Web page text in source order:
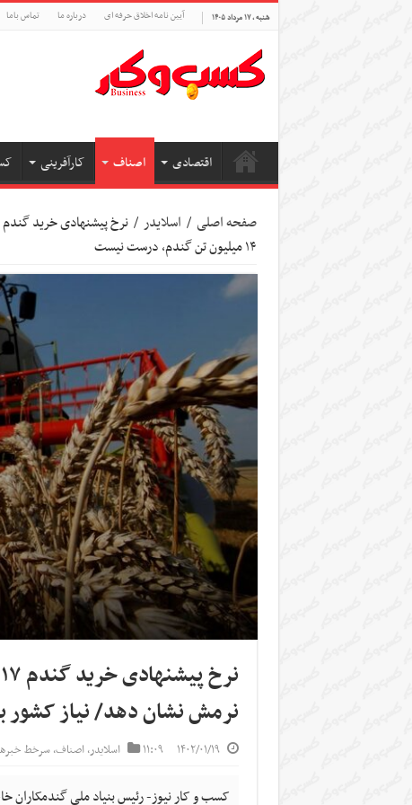
شنبه , ۱۷ مرداد ۱۴۰۵ آیین نامه اخلاق حرفه ای درباره ما تماس باما
اقتصادی اصناف کارآفرینی
صفحه اصلی / اسلایدر /
۱۴ میلیون تن گندم، درست نیست
نرمش نشان دهد/ نیاز کشور به ۱۴ میلیون تن گندم، درست
۱۴۰۲/۰۱/۱۹ ۱۱:۰۹ اسلایدر,اصناف,سرخط